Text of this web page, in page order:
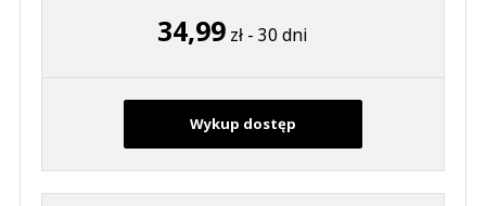
34,99 zł - 30 dni
Wykup dostęp